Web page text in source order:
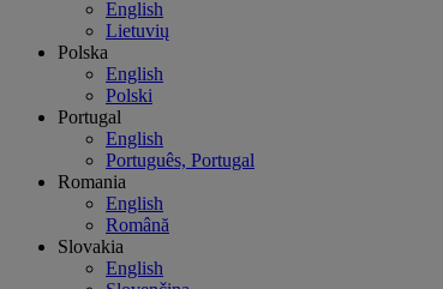
English
Lietuvių
Polska
English
Polski
Portugal
English
Português, Portugal
Romania
English
Română
Slovakia
English